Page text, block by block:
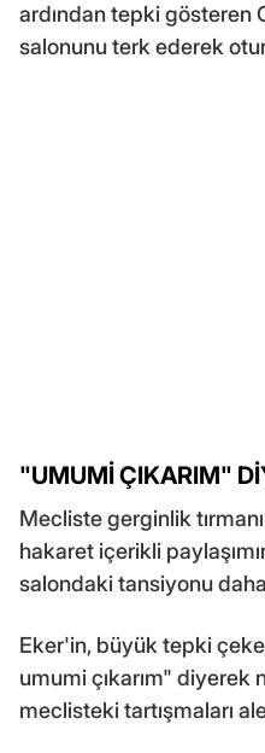
ardından tepki gösteren
salonunu terk ederek
"UMUMİ ÇIKARIM"
Mecliste gerginlik
hakaret içerikli
salondaki tansiyonu
Eker'in, büyük tepki
umumi çıkarım" diyerek
meclisteki tartışmaları